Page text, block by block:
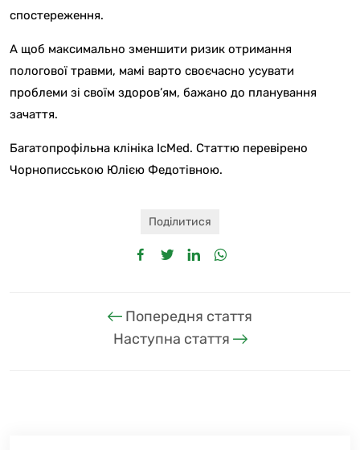
спостереження.
А щоб максимально зменшити ризик отримання
пологової травми, мамі варто своєчасно усувати
проблеми зі своїм здоров’ям, бажано до планування
зачаття.
Багатопрофільна клініка IcMed. Статтю перевірено
Чорнописською Юлією Федотівною.
Поділитися
Попередня стаття
Наступна стаття